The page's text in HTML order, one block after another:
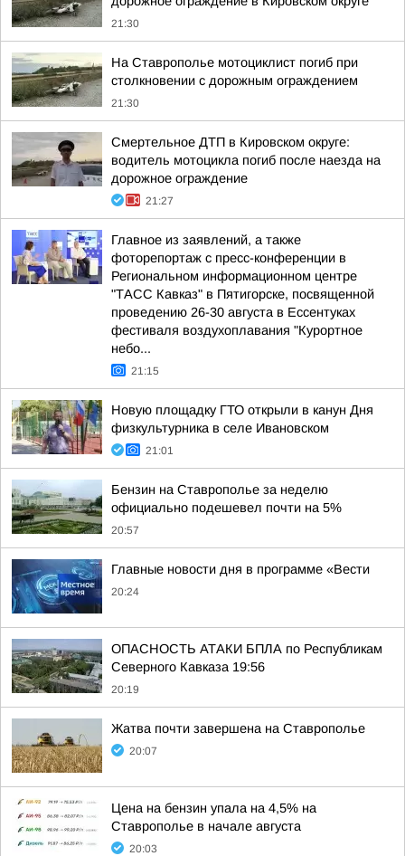
21:30
На Ставрополье мотоциклист погиб при
столкновении с дорожным ограждением
21:30
Смертельное ДТП в Кировском округе:
водитель мотоцикла погиб после наезда на
дорожное ограждение
21:27
Главное из заявлений, а также
фоторепортаж с пресс-конференции в
Региональном информационном центре
"ТАСС Кавказ" в Пятигорске, посвященной
проведению 26-30 августа в Ессентуках
фестиваля воздухоплавания "Курортное
небо...
21:15
Новую площадку ГТО открыли в канун Дня
физкультурника в селе Ивановском
21:01
Бензин на Ставрополье за неделю
официально подешевел почти на 5%
20:57
Главные новости дня в программе «Вести
20:24
ОПАСНОСТЬ АТАКИ БПЛА по Республикам
Северного Кавказа 19:56
20:19
Жатва почти завершена на Ставрополье
20:07
Цена на бензин упала на 4,5% на
Ставрополье в начале августа
20:03